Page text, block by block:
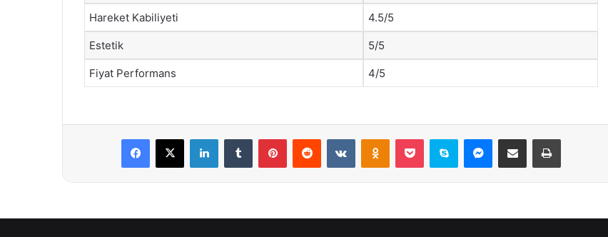
Hareket Kabiliyeti 4.5/5
Estetik 5/5
Fiyat Performans 4/5
Facebook
X LinkedInTumblr PinterestReddit VKontakteOdnoklassniki
Pocket Skype Messenger
E-Posta ile paylaş Yazdır